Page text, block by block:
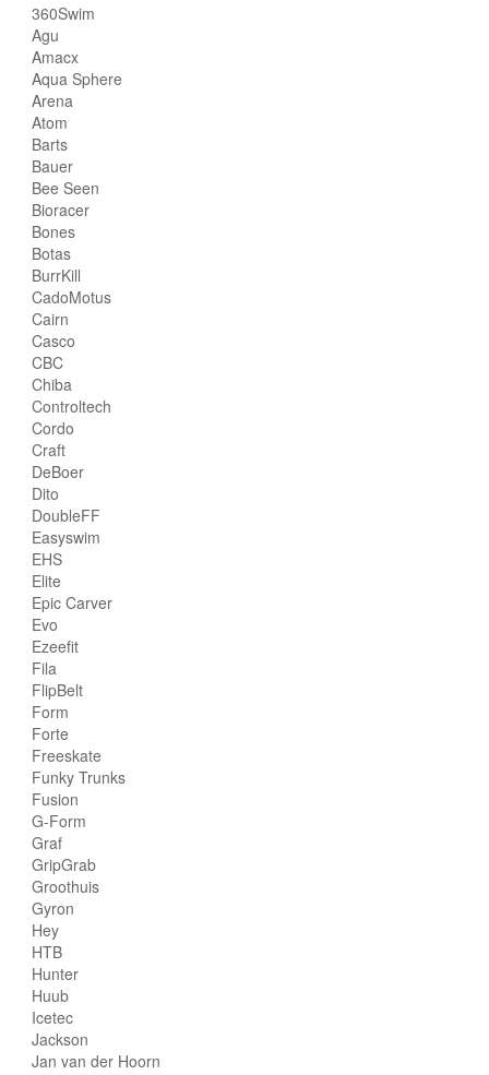
360Swim
Agu
Amacx
Aqua Sphere
Arena
Atom
Barts
Bauer
Bee Seen
Bioracer
Bones
Botas
BurrKill
CadoMotus
Cairn
Casco
CBC
Chiba
Controltech
Cordo
Craft
DeBoer
Dito
DoubleFF
Easyswim
EHS
Elite
Epic Carver
Evo
Ezeefit
Fila
FlipBelt
Form
Forte
Freeskate
Funky Trunks
Fusion
G-Form
Graf
GripGrab
Groothuis
Gyron
Hey
HTB
Hunter
Huub
Icetec
Jackson
Jan van der Hoorn